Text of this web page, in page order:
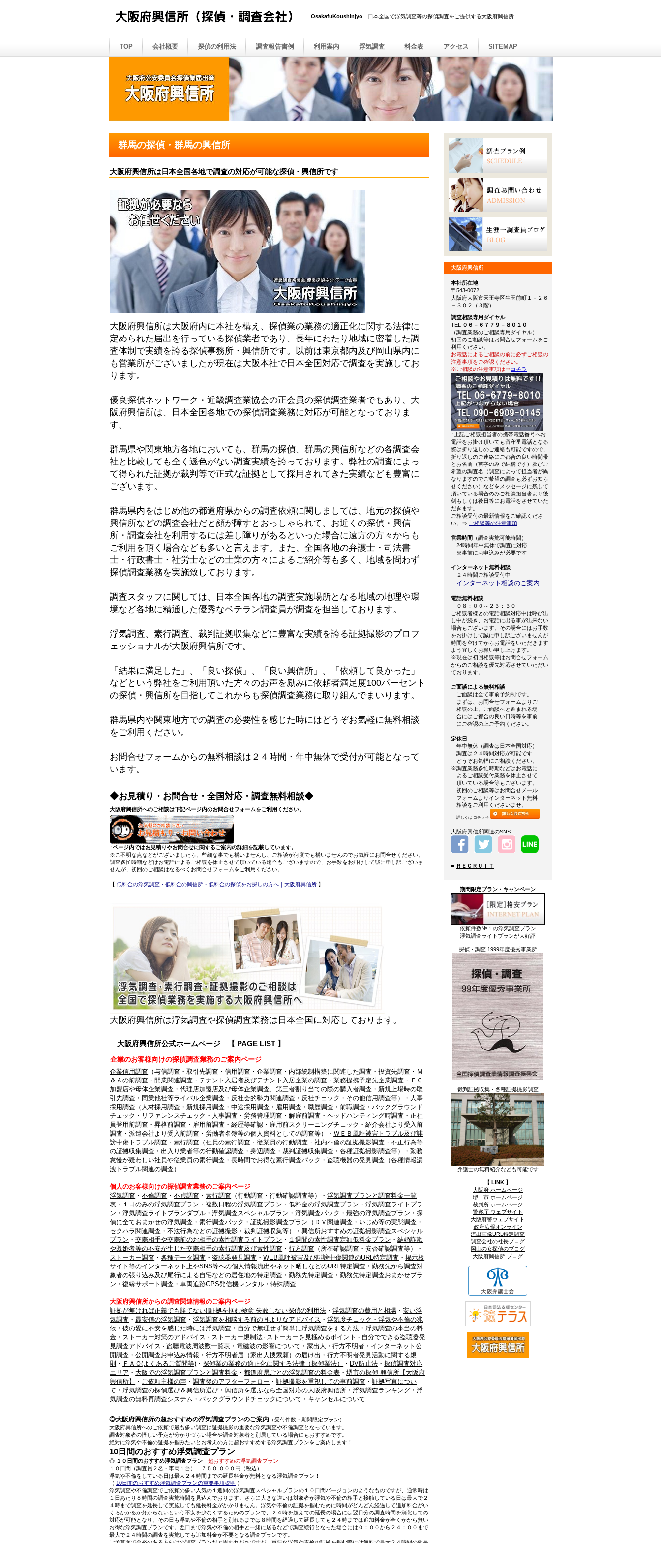
OsakafuKoushinjyo 日本全国で浮気調査等の探偵調査をご提供する大阪府興信所
群馬の探偵・群馬の興信所
大阪府興信所は日本全国各地で調査の対応が可能な探偵・興信所です
大阪府興信所は大阪府内に本社を構え、探偵業の業務の適正化に関する法律に
定められた届出を行っている探偵業者であり、長年にわたり地域に密着した調
査体制で実績を誇る探偵事務所・興信所です。以前は東京都内及び岡山県内に
も営業所がございましたが現在は大阪本社で日本全国対応で調査を実施してお
ります。
優良探偵ネットワーク・近畿調査業協会の正会員の探偵調査業者でもあり、大
阪府興信所は、日本全国各地での探偵調査業務に対応が可能となっておりま
す。
群馬県や関東地方各地においても、群馬の探偵、群馬の興信所などの各調査会
社と比較しても全く遜色がない調査実績を誇っております。弊社の調査によっ
て得られた証拠が裁判等で正式な証拠として採用されてきた実績なども豊富に
ございます。
群馬県内をはじめ他の都道府県からの調査依頼に関しましては、地元の探偵や
興信所などの調査会社だと顔が障すとおっしゃられて、お近くの探偵・興信
所・調査会社を利用するには差し障りがあるといった場合に遠方の方々からも
ご利用を頂く場合なども多いと言えます。また、全国各地の弁護士・司法書
士・行政書士・社労士などの士業の方々によるご紹介等も多く、地域を問わず
探偵調査業務を実施致しております。
調査スタッフに関しては、日本全国各地の調査実施場所となる地域の地理や環
境など各地に精通した優秀なベテラン調査員が調査を担当しております。
浮気調査、素行調査、裁判証拠収集などに豊富な実績を誇る証拠撮影のプロフ
ェッショナルが大阪府興信所です。
「結果に満足した」、「良い探偵」、「良い興信所」、「依頼して良かった」
などという弊社をご利用頂いた方々のお声を励みに依頼者満足度100パーセント
の探偵・興信所を目指してこれからも探偵調査業務に取り組んでまいります。
群馬県内や関東地方での調査の必要性を感じた時にはどうぞお気軽に無料相談
をご利用ください。
お問合せフォームからの無料相談は２４時間・年中無休で受付が可能となって
います。
◆お見積り・お問合せ・全国対応・調査無料相談◆
大阪府興信所へのご相談は下記ページ内のお問合せフォームをご利用ください。
↑ページ内ではお見積りやお問合せに関するご案内の詳細を記載しています。
※ご不明な点などがございましたら、些細な事でも構いませんし、ご相談が何度でも構いませんのでお気軽にお問合せください。
調査多忙時期などはお電話によるご相談を休止させて頂いている場合もございますので、お手数をお掛けして誠に申し訳ございま
せんが、初回のご相談はなるべくお問合せフォームをご利用ください。
【低料金の浮気調査・低料金の興信所・低料金の探偵をお探しの方へ｜大阪府興信所 】
大阪府興信所は浮気調査や探偵調査業務は日本全国に対応しております。
大阪府興信所公式ホームページ 【 PAGE LIST 】
企業のお客様向けの探偵調査業務のご案内ページ
企業信用調査 （与信調査・取引先調査・信用調査・企業調査・内部統制構築に関連した調査・投資先調査・Ｍ
＆Ａの前調査・開業関連調査・テナント入居者及びテナント入居企業の調査・業務提携予定先企業調査・ＦＣ
加盟店や母体企業調査・代理店加盟店及び母体企業調査、第三者割り当ての際の購入者調査・新規上場時の取
引先調査・同業他社等ライバル企業調査・反社会的勢力関連調査・反社チェック・その他信用調査等）・ 人事
採用調査 （人材採用調査・新規採用調査・中途採用調査・雇用調査・職歴調査・前職調査・バックグラウンド
チェック・リファレンスチェック・人事調査・労務管理調査・解雇前調査・ヘッドハンティング時調査・正社
員登用前調査・昇格前調査・雇用前調査・経歴等確認・雇用前スクリーニングチェック・紹介会社より受入前
調査・派遣会社より受入前調査・労働者名簿等の個人資料としての調査等）・ ＷＥＢ風評被害トラブル及び誹
謗中傷トラブル調査 ・素行調査 （社員の素行調査・従業員の行動調査・社内不倫の証拠撮影調査・不正行為等
の証拠収集調査・出入り業者等の行動確認調査・身辺調査・裁判証拠収集調査・各種証拠撮影調査等）・勤務
怠慢が疑わしい社員や従業員の素行調査 ・長時間でお得な素行調査パック ・盗聴機器の発見調査 （各種情報漏
洩トラブル関連の調査）
個人のお客様向けの探偵調査業務のご案内ページ
浮気調査 ・不倫調査 ・不貞調査 ・素行調査 （行動調査・行動確認調査等）・浮気調査プランと調査料金一覧
表 ・ １日のみの浮気調査プラン ・複数日程の浮気調査プラン ・低料金の浮気調査プラン ・浮気調査ライトプラ
ン ・浮気調査ライトプランダブル ・浮気調査スペシャルプラン ・浮気調査パック ・最強の浮気調査プラン ・探
偵に全ておまかせの浮気調査 ・素行調査パック ・証拠撮影調査プラン （ＤＶ関連調査・いじめ等の実態調査・
セクハラ関連調査・不法行為などの証拠撮影・裁判証拠収集等）・興信所おすすめの証拠撮影調査スペシャル
プラン ・交際相手や交際前のお相手の素性調査ライトプラン ・ １週間の素性調査定額低料金プラン ・結婚詐欺
や既婚者等の不安が生じた交際相手の素行調査及び素性調査 ・行方調査 （所在確認調査・安否確認調査等）・
ストーカー調査 ・各種データ調査 ・盗聴器発見調査 ・WEB風評被害及び誹謗中傷関連のURL特定調査 ・掲示板
サイト等のインターネット上やSNS等への個人情報流出やネット晒しなどのURL特定調査 ・勤務先から調査対
象者の張り込み及び尾行による自宅などの居住地の特定調査 ・勤務先特定調査 ・勤務先特定調査おまかせプラ
ン ・復縁サポート調査 ・車両追跡GPS発信機レンタル ・特殊調査
大阪府興信所からの調査関連情報のご案内ページ
証拠が無ければ正義でも勝てない‼証拠を掴む極意 失敗しない探偵の利用法 ・浮気調査の費用と相場 ・安い浮
気調査 ・最安値の浮気調査 ・浮気調査を相談する前の耳よりなアドバイス ・浮気度チェック・浮気や不倫の兆
候 ・彼の愛に不安を感じた時には浮気調査 ・ 自分で無理せず簡単に浮気調査をする方法 ・浮気調査の本当の料
金 ・ ストーカー対策のアドバイス ・ ストーカー規制法 ・ ストーカーを見極めるポイント ・ 自分でできる盗聴器発
見調査アドバイス ・ 盗聴電波周波数一覧表 ・ 電磁波の影響について ・家出人・行方不明者・インターネット公
開調査 ・公開調査お申込み情報 ・行方不明者届（家出人捜索願）の届け出 ・行方不明者発見活動に関する規
則 ・ ＦＡＱ(よくあるご質問等) ・探偵業の業務の適正化に関する法律（探偵業法） ・ DV防止法 ・探偵調査対応
エリア ・ 大阪での浮気調査プランと調査料金 ・都道府県ごとの浮気調査の料金表 ・堺市の探偵 興信所【大阪府
興信所】
・ ご依頼主様の声 ・調査後のアフターフォロー ・証拠撮影を重視しての事前調査 ・証拠写真につい
て ・浮気調査の探偵選び＆興信所選び ・興信所を選ぶなら全国対応の大阪府興信所 ・浮気調査ランキング ・浮
気調査の無料再調査システム ・バックグラウンドチェックについて ・ キャンセルについて
◎大阪府興信所の超おすすめの浮気調査プランのご案内 （受付件数・期間限定プラン）
大阪府興信所へのご依頼で最も多い調査は証拠撮影の重要な浮気調査や不倫調査となっています。
調査対象者の怪しい予定が分かりづらい場合や調査対象者と別居している場合にもおすすめです。
絶対に浮気や不倫の証拠を掴みたいとお考えの方に超おすすめする浮気調査プランをご案内します！
10日間のおすすめ浮気調査プラン
◎ １０日間のおすすめ浮気調査プラン
超おすすめの浮気調査プラン
１０日間（調査員２名・車両１台） ７５０,０００円（税込）
浮気や不倫をしている日は最大２４時間までの延長料金が無料となる浮気調査プラン！
（ 10日間のおすすめ浮気調査プランの重要事項説明 ）
浮気調査や不倫調査でご依頼の多い人気の１週間の浮気調査スペシャルプランの１０日間バージョンのようなものですが、通常時は
１日あたり８時間の調査実施時間を見込んでおります。さらに大きな違いは対象者が浮気や不倫の相手と接触している日は最大で２
４時まで調査を延長して実施しても延長料金がかかりません。浮気や不倫の証拠を掴むために時間がどんどん経過して追加料金がい
くらかかるか分からないという不安を少なくするためのプランで、２４時を超えての延長の場合には翌日分の調査時間を消化しての
対応が可能となり、その日も浮気や不倫の相手と別れるまでは８時間を経過して延長しても２４時までは追加料金が全くかから無い
お得な浮気調査プランです。翌日まで浮気や不倫の相手と一緒に居るなどで調査続行となった場合には０：００から２４：００まで
最大で２４時間の調査を実施しても追加料金が不要となる調査プランです。
TOP 会社概要 探偵の利用法 調査報告書例 利用案内 浮気調査 料金表 アクセス SITEMAP
大阪府興信所
本社所在地
〒543-0072
大阪府大阪市天王寺区生玉前町１－２６
－３０２（３階）
調査相談専用ダイヤル
TEL
０６－６７７９－８０１０
（調査業務のご相談専用ダイヤル）
初回のご相談等はお問合せフォームをご
利用ください。
お電話によるご相談の前に必ずご相談の
注意事項をご確認ください。
※ご相談の注意事項は⇒ コチラ
↑上記ご相談担当者の携帯電話番号へお
電話をお掛け頂いても留守番電話となる
際は折り返しのご連絡も可能ですので、
折り返しのご連絡にご都合の良い時間帯
とお名前（苗字のみで結構です）及びご
希望の調査名（調査によって担当者が異
なりますのでご希望の調査も必ずお知ら
せください）などをメッセージに残して
頂いている場合のみご相談担当者より後
刻もしくは後日等にお電話をさせていた
だきます。
ご相談受付の最新情報をご確認くださ
い。⇒ ご相談等の注意事項
営業時間 （調査実施可能時間）
24時間年中無休で調査に対応
※事前にお申込みが必要です
インターネット無料相談
２４時間ご相談受付中
インターネット相談のご案内
電話無料相談
０８：００～２３：３０
ご相談者様との電話相談対応中は呼び出
し中が続き、お電話に出る事が出来ない
場合もございます。その場合にはお手数
をお掛けして誠に申し訳ございませんが
時間を空けてからお電話をいただきます
よう宜しくお願い申し上げます。
※現在は初回相談等はお問合せフォーム
からのご相談を優先対応させていただい
ております。
ご面談による無料相談
ご面談は全て事前予約制です。
まずは、お問合せフォームよりご
相談の上、ご面談へと進まれる場
合にはご都合の良い日時等を事前
にご確認の上ご予約ください。
定休日
年中無休（調査は日本全国対応）
調査は２４時間対応が可能です
どうぞお気軽にご相談ください。
※調査業務多忙時期などはお電話に
よるご相談受付業務を休止させて
頂いている場合等もございます。
初回のご相談等はお問合せメール
フォームよりインターネット無料
相談をご利用くださいませ。
詳しくは コチラ⇒
大阪府興信所関連のSNS
■ ＲＥＣＲＵＩＴ
期間限定プラン・キャンペーン
依頼件数№１の浮気調査プラン
浮気調査ライトプランが大好評
探偵・調査 1999年度優秀事業所
裁判証拠収集・各種証拠撮影調査
弁護士の無料紹介なども可能です
【 LINK 】
大阪府 ホームページ
堺 市 ホームページ
裁判所 ホームページ
警察庁 ウェブサイト
大阪府警ウェブサイト
政府広報オンライン
流出画像URL特定調査
調査会社の社長ブログ
岡山の女探偵のブログ
大阪府興信所 ブログ